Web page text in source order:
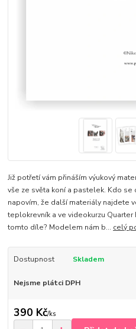
Již potřetí vám přináším výukový
vše ze světa koní a pastelek. Kdo
napovím, že další materiály najdete
teplokrevník a ve videokurzu
tomto díle? Modelem nám b... celý
Dostupnost Skladem
Nejsme plátci DPH
390 Kč/ks